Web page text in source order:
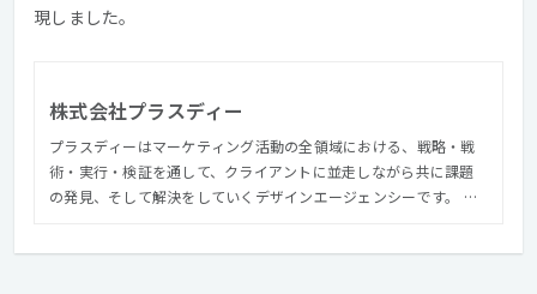
現しました。
株式会社プラスディー
プラスディーはマーケティング活動の全領域における、戦略・戦
術・実行・検証を通して、クライアントに並走しながら共に課題
の発見、そして解決をしていくデザインエージェンシーです。 社